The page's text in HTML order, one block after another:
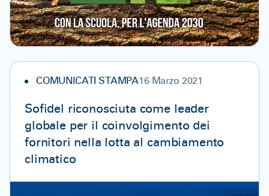
COMUNICATI STAMPA16 Marzo 2021
Sofidel riconosciuta come leader
globale per il coinvolgimento dei
fornitori nella lotta al cambiamento
climatico